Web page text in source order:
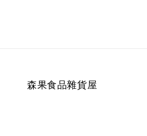
森果食品雜貨屋